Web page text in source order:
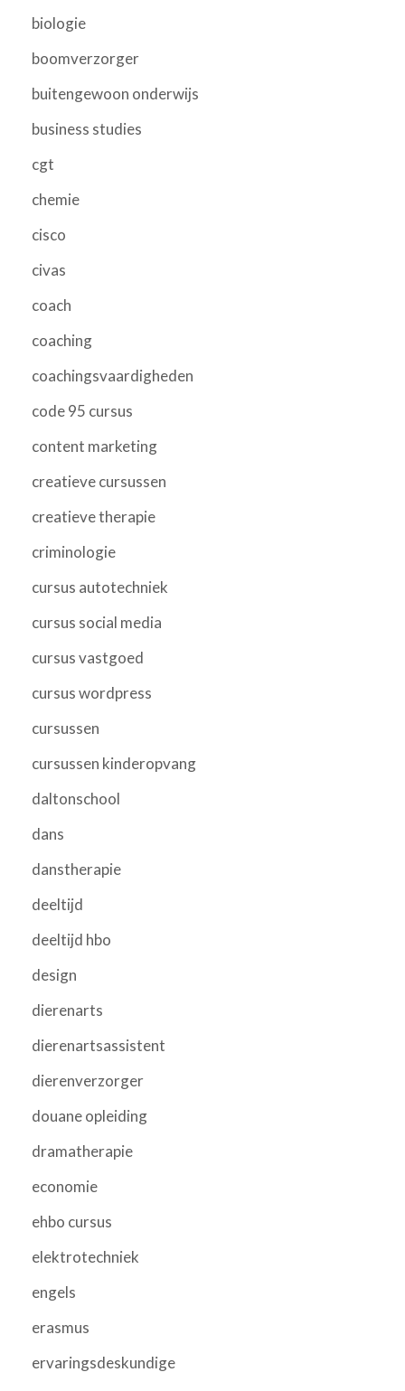
biologie
boomverzorger
buitengewoon onderwijs
business studies
cgt
chemie
cisco
civas
coach
coaching
coachingsvaardigheden
code 95 cursus
content marketing
creatieve cursussen
creatieve therapie
criminologie
cursus autotechniek
cursus social media
cursus vastgoed
cursus wordpress
cursussen
cursussen kinderopvang
daltonschool
dans
danstherapie
deeltijd
deeltijd hbo
design
dierenarts
dierenartsassistent
dierenverzorger
douane opleiding
dramatherapie
economie
ehbo cursus
elektrotechniek
engels
erasmus
ervaringsdeskundige